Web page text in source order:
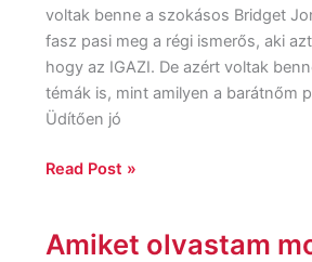
voltak benne a szokásos Bridget
fasz pasi meg a régi ismerős, aki
hogy az IGAZI. De azért voltak
témák is, mint amilyen a barátnőm
Üdítően jó
Read Post »
Amiket olvastam
Amiket